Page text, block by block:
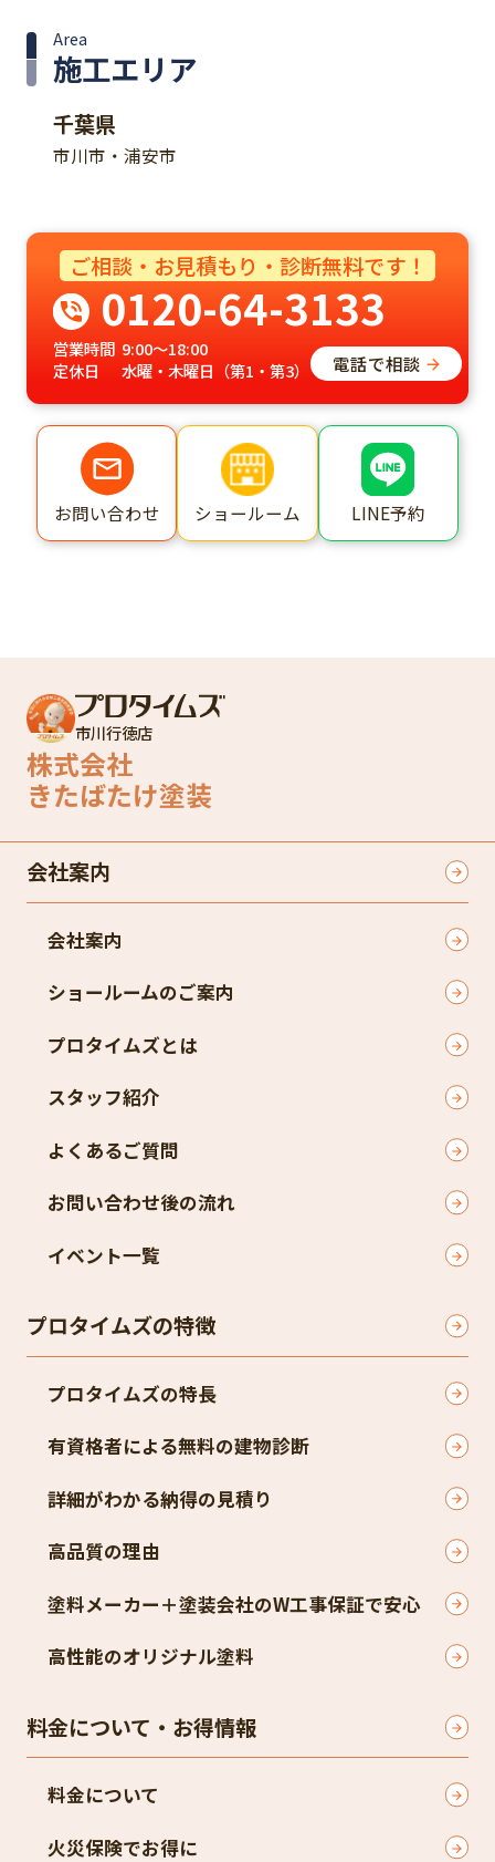
施工エリア
Area
千葉県
市川市・浦安市
ご相談・お見積もり・診断無料です！
0120-64-3133
営業時間 9:00～18:00
定休日
水曜・木曜日（第1・第3） 電話で相談
お問い合わせ ショールーム LINE予約
市川行徳店
株式会社
きたばたけ塗装
会社案内
会社案内
ショールームのご案内
プロタイムズとは
スタッフ紹介
よくあるご質問
お問い合わせ後の流れ
イベント一覧
プロタイムズの特徴
プロタイムズの特長
有資格者による無料の建物診断
詳細がわかる納得の見積り
高品質の理由
塗料メーカー＋塗装会社のW工事保証で安心
高性能のオリジナル塗料
料金について・お得情報
料金について
火災保険でお得に